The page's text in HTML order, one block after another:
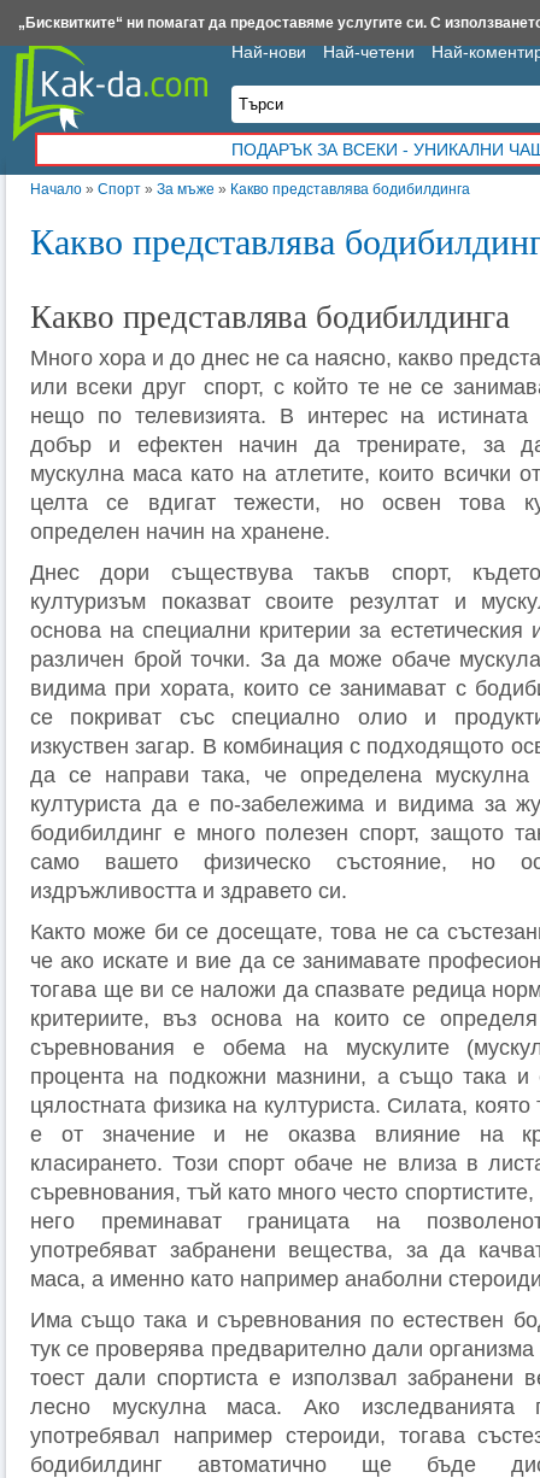
Начало » Спорт » За мъже » Какво представлява бодибилдинга
Какво представлява
Какво представлява бодибилдинга
Много хора и до днес не са наясно, какво
или всеки друг спорт, с който те не се
нещо по телевизията. В интерес на истината
добър и ефектен начин да тренирате, за
мускулна маса като на атлетите, които всички
целта се вдигат тежести, но освен това
определен начин на хранене.
Днес дори съществува такъв спорт,
културизъм показват своите резултат и
основа на специални критерии за
различен брой точки. За да може обаче
видима при хората, които се занимават с
се покриват със специално олио и
изкуствен загар. В комбинация с подходящото
да се направи така, че определена
културиста да е по-забележима и видима за
бодибилдинг е много полезен спорт, защото
само вашето физическо състояние, но
издръжливостта и здравето си.
Както може би се досещате, това не са
че ако искате и вие да се занимавате
тогава ще ви се наложи да спазвате редица
критериите, въз основа на които се
съревнования е обема на мускулите
процента на подкожни мазнини, а също така и
цялостната физика на културиста. Силата, която
е от значение и не оказва влияние на
класирането. Този спорт обаче не влиза в
съревнования, тъй като много често
него преминават границата на
употребяват забранени вещества, за да
маса, а именно като например анаболни
Има също така и съревнования по естествен
тук се проверява предварително дали организма
тоест дали спортиста е използвал забранени
лесно мускулна маса. Ако
употребявал например стероиди, тогава
бодибилдинг автоматично ще бъде
Най-нови Най-четени Най-
ПОДАРЪК ЗА ВСЕКИ - УНИКАЛНИ
Insert.bg Framar.bg Kak-da.com Iztochnik.com BauBau.bg NewAge.bg
„Бисквитките“ ни помагат да предоставяме услугите си. С